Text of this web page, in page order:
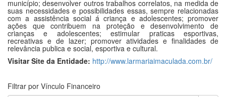
município; desenvolver outros trabalhos correlatos, na medida de
suas necessidades e possibilidades essas, sempre relacionadas
com a assistência social á criança e adolescentes; promover
ações que contribuem na proteção e desenvolvimento de
crianças e adolescentes; estimular praticas esportivas,
recreativas e de lazer; promover atividades e finalidades de
relevância publica e social, esportiva e cultural.
Visitar Site da Entidade: http://www.larmariaimaculada.com.br/
Filtrar por Vínculo Financeiro